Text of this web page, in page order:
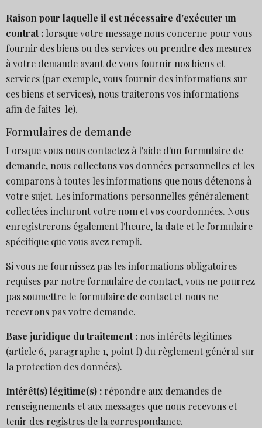
Raison pour laquelle il est nécessaire d'exécuter un
contrat : lorsque votre message nous concerne pour vous
fournir des biens ou des services ou prendre des mesures
à votre demande avant de vous fournir nos biens et
services (par exemple, vous fournir des informations sur
ces biens et services), nous traiterons vos informations
afin de faites-le).
Formulaires de demande
Lorsque vous nous contactez à l'aide d'un formulaire de
demande, nous collectons vos données personnelles et les
comparons à toutes les informations que nous détenons à
votre sujet. Les informations personnelles généralement
collectées incluront votre nom et vos coordonnées. Nous
enregistrerons également l'heure, la date et le formulaire
spécifique que vous avez rempli.
Si vous ne fournissez pas les informations obligatoires
requises par notre formulaire de contact, vous ne pourrez
pas soumettre le formulaire de contact et nous ne
recevrons pas votre demande.
Base juridique du traitement : nos intérêts légitimes
(article 6, paragraphe 1, point f) du règlement général sur
la protection des données).
Intérêt(s) légitime(s) : répondre aux demandes de
renseignements et aux messages que nous recevons et
tenir des registres de la correspondance.